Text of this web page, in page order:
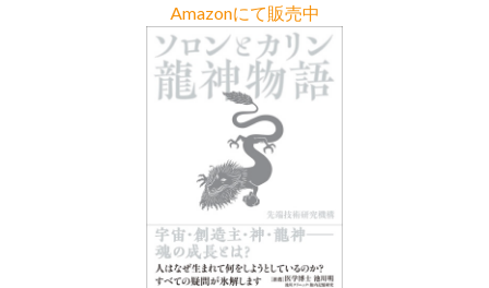
Amazonにて販売中